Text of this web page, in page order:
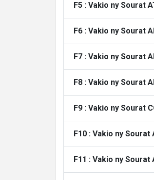
F5 : Vakio ny Sourat
F6 : Vakio ny Sourat
F7 : Vakio ny Sourat
F8 : Vakio ny Sourat
F9 : Vakio ny Sourat
F10 : Vakio ny
F11 : Vakio ny Sourat